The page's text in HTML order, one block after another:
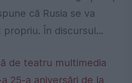
că Rusia se va
În discursul...